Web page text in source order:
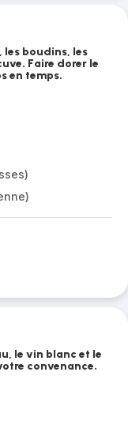
les boudins, les
Faire dorer le
en temps.
le vin blanc et le
convenance.